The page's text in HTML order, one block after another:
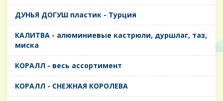
ДУНЬЯ ДОГУШ пластик - Турция
КАЛИТВА - алюминиевые кастрюли, дуршлаг, таз,
миска
КОРАЛЛ - весь ассортимент
КОРАЛЛ - СНЕЖНАЯ КОРОЛЕВА